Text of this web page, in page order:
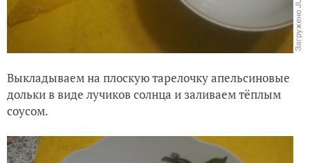
Выкладываем на плоскую тарелочку апельсиновые
дольки в виде лучиков солнца и заливаем тёплым
соусом.